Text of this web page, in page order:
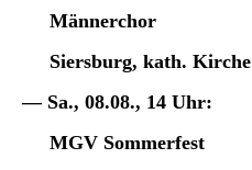
Männerchor
Siersburg, kath. Kirche
— Sa., 08.08., 14 Uhr:
MGV Sommerfest